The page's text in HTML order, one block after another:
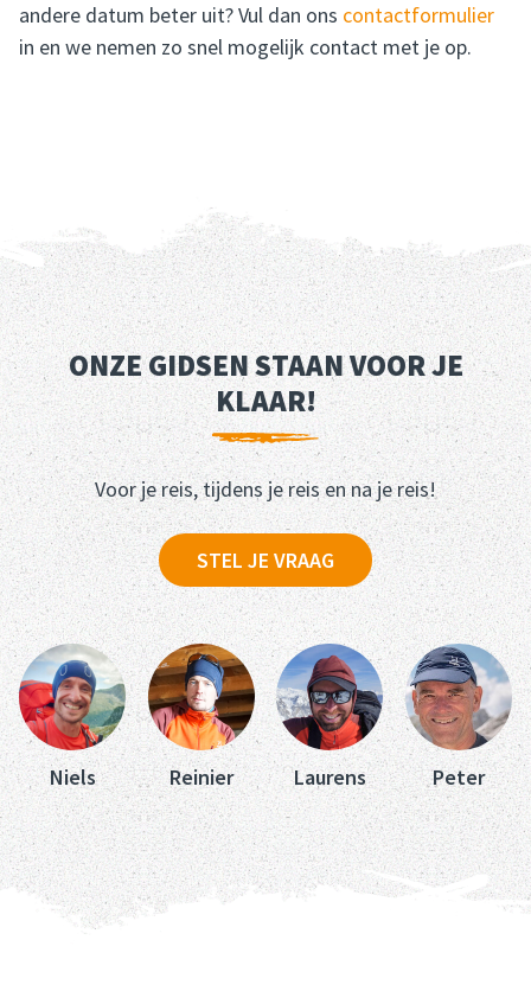
andere datum beter uit? Vul dan ons contactformulier
in en we nemen zo snel mogelijk contact met je op.
ONZE GIDSEN STAAN VOOR JE
KLAAR!
Voor je reis, tijdens je reis en na je reis!
STEL JE VRAAG
Niels Reinier Laurens Peter